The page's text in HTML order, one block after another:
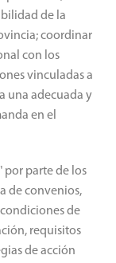
de la
coordinar
con los
vinculadas a
una adecuada y
en el
por parte de los
de convenios,
de
requisitos
de acción